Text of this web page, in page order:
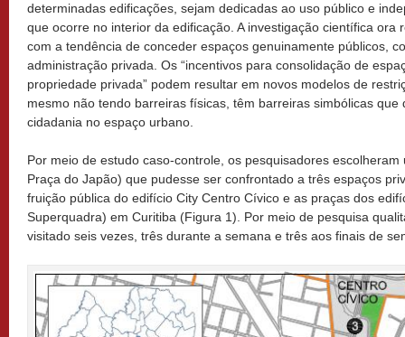
determinadas edificações, sejam dedicadas ao uso público e
que ocorre no interior da edificação. A investigação científica ora
com a tendência de conceder espaços genuinamente públicos,
administração privada. Os “incentivos para consolidação de
propriedade privada” podem resultar em novos modelos de
mesmo não tendo barreiras físicas, têm barreiras simbólicas que
cidadania no espaço urbano.
Por meio de estudo caso-controle, os pesquisadores
Praça do Japão) que pudesse ser confrontado a três espaços
fruição pública do edifício City Centro Cívico e as praças dos
Superquadra) em Curitiba (Figura 1). Por meio de pesquisa
visitado seis vezes, três durante a semana e três aos finais de